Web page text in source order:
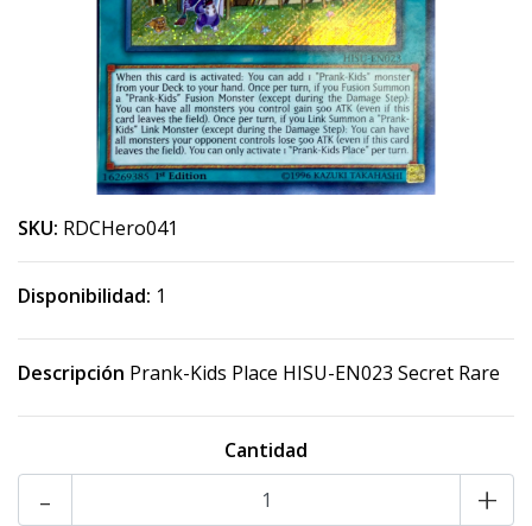
SKU: RDCHero041
Disponibilidad: 1
Descripción Prank-Kids Place HISU-EN023 Secret Rare
Cantidad
+
-